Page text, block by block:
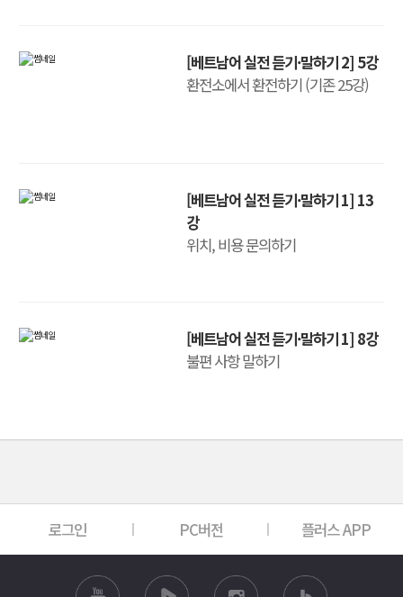
[베트남어 실전 듣기·말하기 2] 5강
환전소에서 환전하기 (기존 25강)
[베트남어 실전 듣기·말하기 1] 13
강
위치, 비용 문의하기
[베트남어 실전 듣기·말하기 1] 8강
불편 사항 말하기
로그인 PC버전 플러스 APP